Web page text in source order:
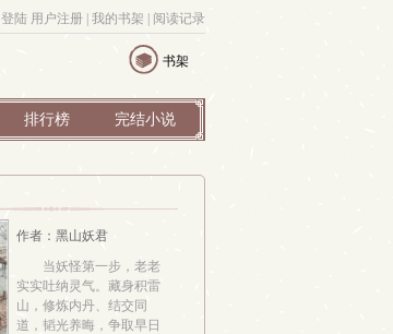
登陆 用户注册 我的书架 阅读记录
书架
排行榜 完结小说
作者：黑山妖君
当妖怪第一步，老老
实实吐纳灵气。藏身积雷
山，修炼内丹、结交同
道，韬光养晦，争取早日